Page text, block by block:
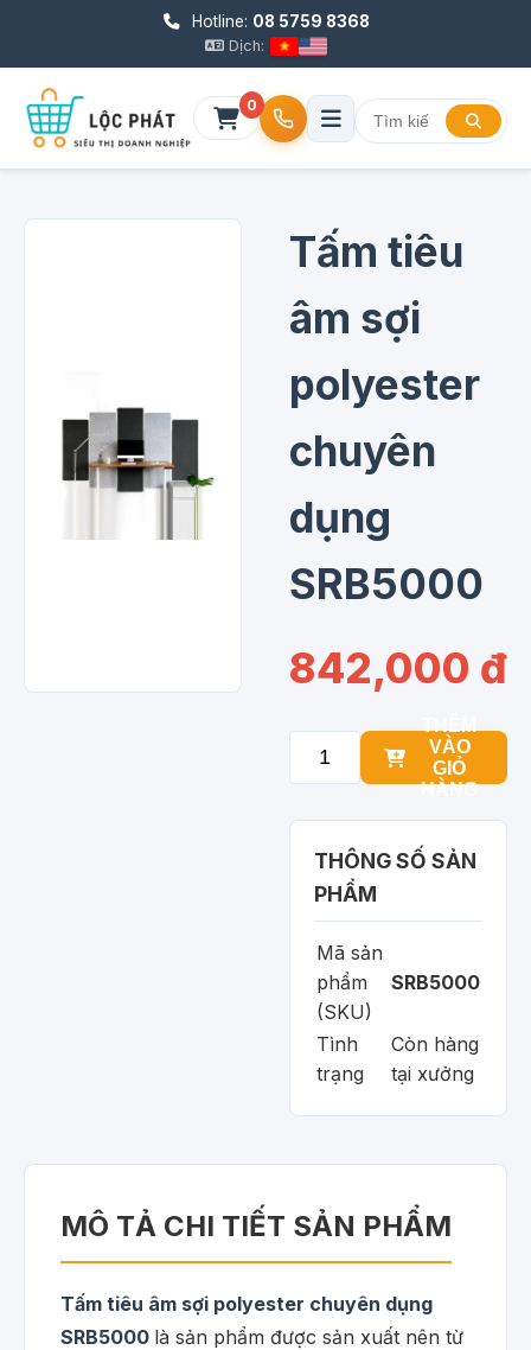
Hotline: 08 5759 8368
Dịch:
0
Tấm tiêu
âm sợi
polyester
chuyên
dụng
SRB5000
842,000 đ
VÀO
GIỎ
HÀNG
THÔNG SỐ SẢN
PHẨM
Mã sản
phẩm
(SKU)
SRB5000
Tình
trạng
Còn hàng
tại xưởng
MÔ TẢ CHI TIẾT SẢN PHẨM
Tấm tiêu âm sợi polyester chuyên dụng
SRB5000 là sản phẩm được sản xuất nên từ